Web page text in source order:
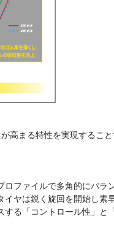
高まる特性を実現するこ
ファイルで多角的にバラ
イヤは鋭く旋回を開始し素
する「コントロール性」と